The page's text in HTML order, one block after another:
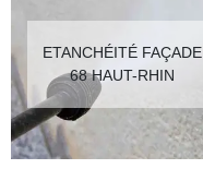
ETANCHÉITÉ FAÇADE
68 HAUT-RHIN